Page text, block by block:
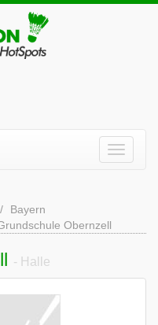
Bayern
Obernzell
- Halle